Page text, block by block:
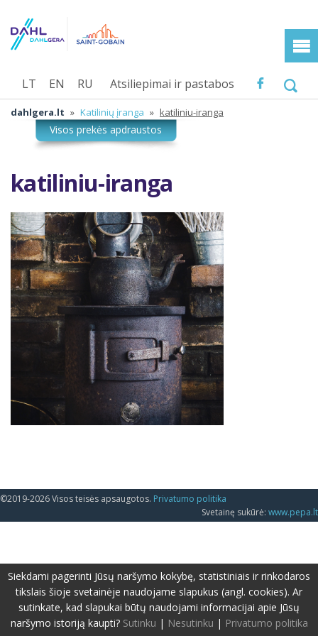
Atsiliepimai ir pastabos
LT EN RU
dahlgera.lt » Katilinių įranga » katiliniu-iranga
katiliniu-iranga
©2019-2026 Visos teisės apsaugotos. Privatumo politika
Svetainę sukūrė: www.pepa.lt
Siekdami pagerinti Jūsų naršymo kokybę, statistiniais ir rinkodaros
tikslais šioje svetainėje naudojame slapukus (angl. cookies). Ar
sutinkate, kad slapukai būtų naudojami informacijai apie Jūsų
naršymo istoriją kaupti? Sutinku | Nesutinku | Privatumo politika